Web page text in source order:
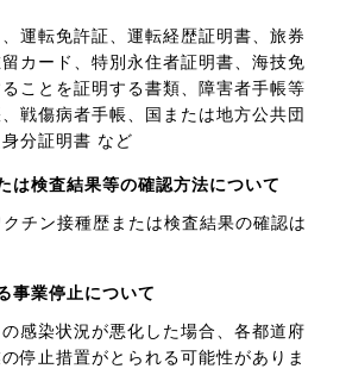
運転免許証、運転経歴証明書、旅券
留カード、特別永住者証明書、海技免
ことを証明する書類、障害者手帳等
戦傷病者手帳、国または地方公共団
分証明書 など
は検査結果等の確認方法について
チン接種歴または検査結果の確認は
事業停止について
感染状況が悪化した場合、各都道府
停止措置がとられる可能性がありま